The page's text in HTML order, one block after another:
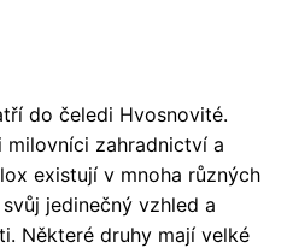
do čeledi Hvosnovité.
zahradnictví a
existují v mnoha různých
jedinečný vzhled a
Některé druhy mají velké